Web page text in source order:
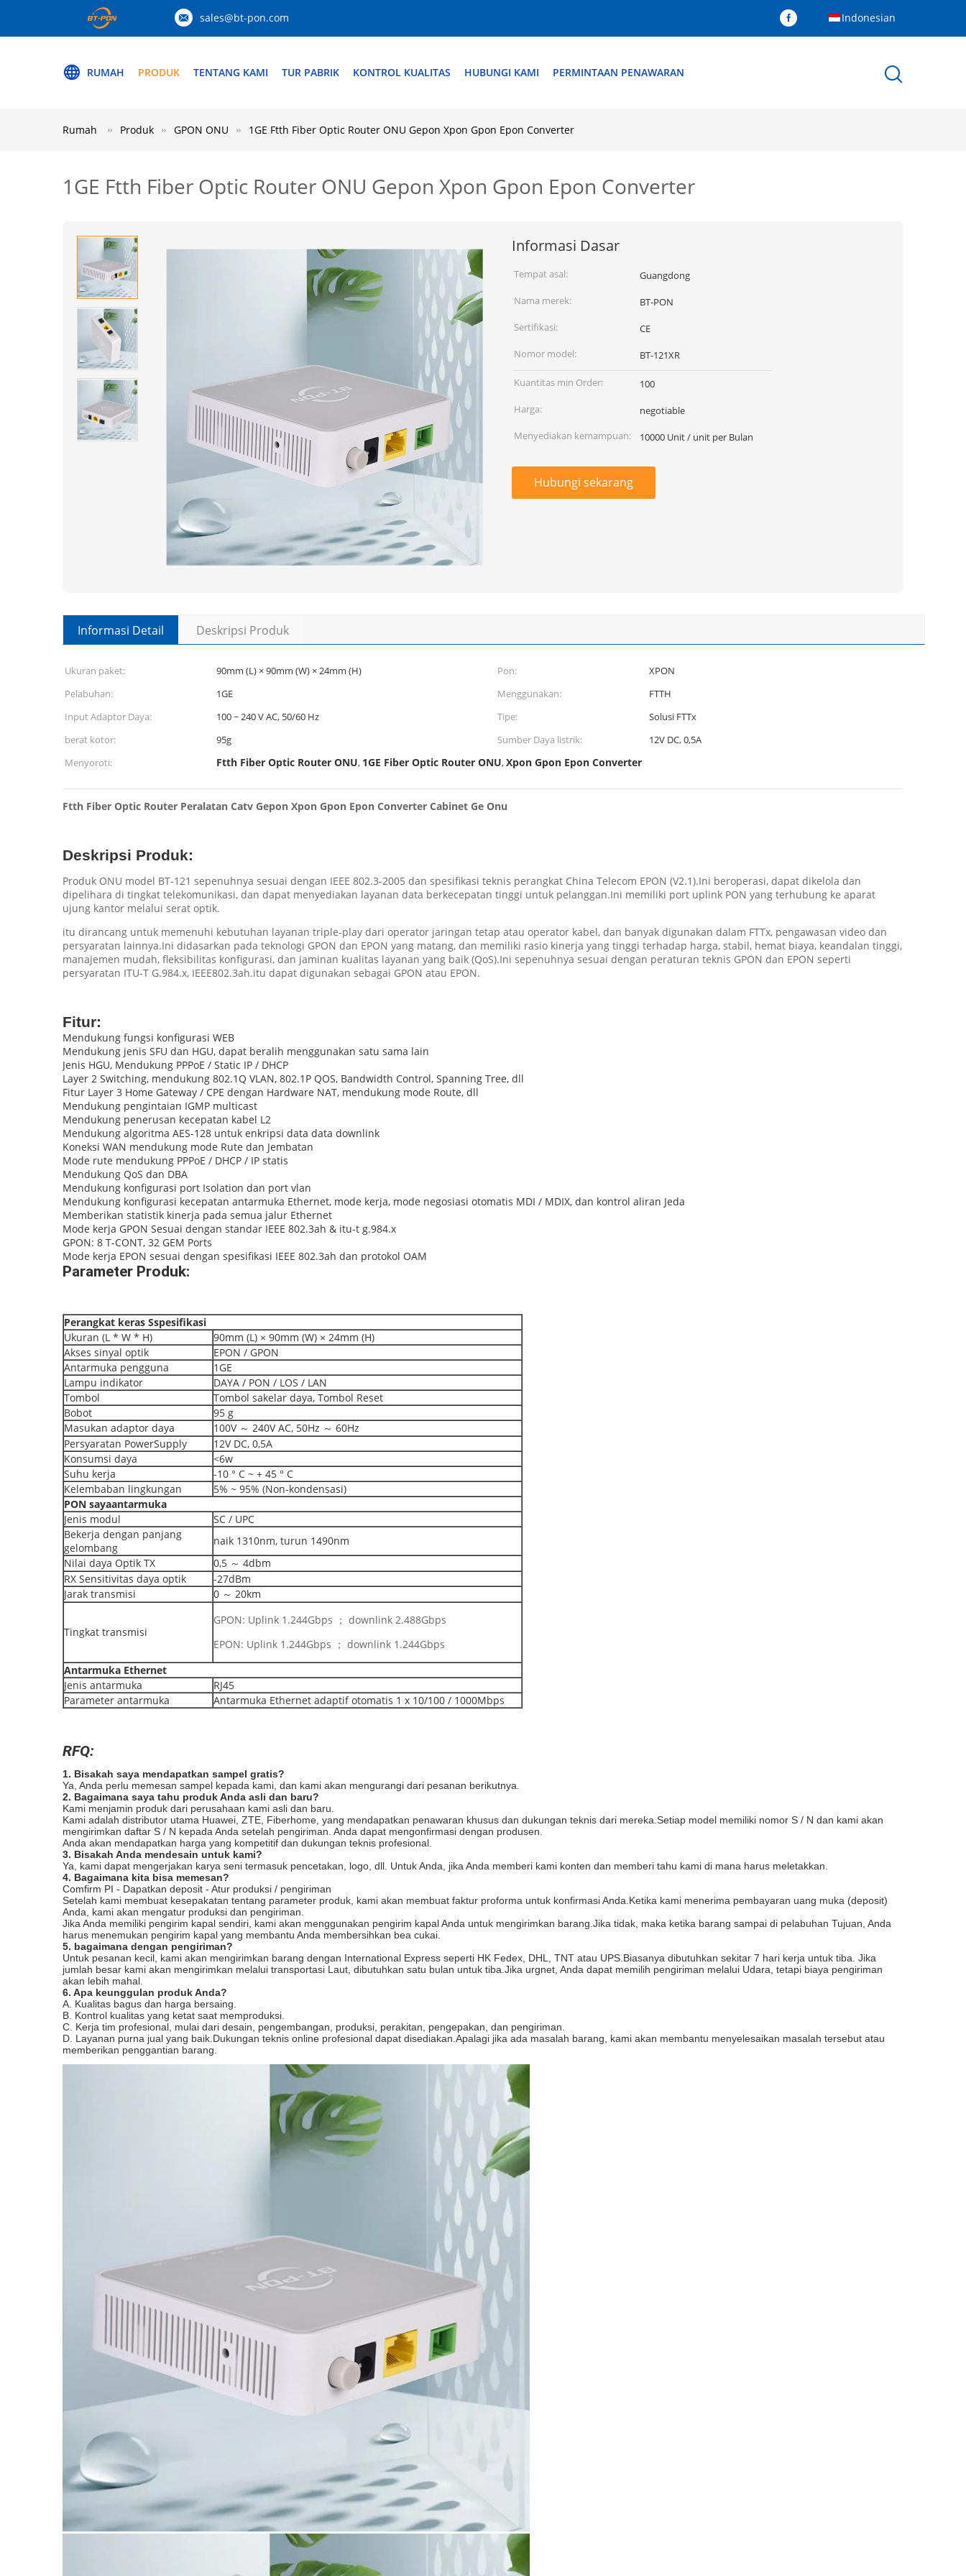
sales@bt-pon.com Indonesian
RUMAH PRODUK TENTANG KAMI TUR PABRIK KONTROL KUALITAS HUBUNGI KAMI PERMINTAAN PENAWARAN
Rumah Produk GPON ONU 1GE Ftth Fiber Optic Router ONU Gepon Xpon Gpon Epon Converter
1GE Ftth Fiber Optic Router ONU Gepon Xpon Gpon Epon Converter
Informasi Dasar
Tempat asal:
Guangdong
Nama merek:
BT-PON
Sertifikasi:
CE
Nomor model:
BT-121XR
Kuantitas min Order:
100
Harga:
negotiable
Menyediakan kemampuan:
10000 Unit / unit per Bulan
Hubungi sekarang
Informasi Detail Deskripsi Produk
Ukuran paket: 90mm (L) × 90mm (W) × 24mm (H) Pon:
XPON
Pelabuhan:
1GE Menggunakan:
FTTH
Input Adaptor Daya:
100 ~ 240 V AC, 50/60 Hz Tipe:
Solusi FTTx
berat kotor:
95g Sumber Daya listrik:
12V DC, 0,5A
Menyoroti:
Ftth Fiber Optic Router ONU, 1GE Fiber Optic Router ONU,Xpon Gpon Epon Converter
Ftth Fiber Optic Router Peralatan Catv Gepon Xpon Gpon Epon Converter Cabinet Ge Onu
Deskripsi Produk:
Produk ONU model BT-121 sepenuhnya sesuai dengan IEEE 802.3-2005 dan spesifikasi teknis perangkat China Telecom EPON (V2.1).Ini beroperasi, dapat dikelola dan
dipelihara di tingkat telekomunikasi, dan dapat menyediakan layanan data berkecepatan tinggi untuk pelanggan.Ini memiliki port uplink PON yang terhubung ke aparat
ujung kantor melalui serat optik.
itu dirancang untuk memenuhi kebutuhan layanan triple-play dari operator jaringan tetap atau operator kabel, dan banyak digunakan dalam FTTx, pengawasan video dan
persyaratan lainnya.Ini didasarkan pada teknologi GPON dan EPON yang matang, dan memiliki rasio kinerja yang tinggi terhadap harga, stabil, hemat biaya, keandalan tinggi,
manajemen mudah, fleksibilitas konfigurasi, dan jaminan kualitas layanan yang baik (QoS).Ini sepenuhnya sesuai dengan peraturan teknis GPON dan EPON seperti
persyaratan ITU-T G.984.x, IEEE802.3ah.itu dapat digunakan sebagai GPON atau EPON.
Fitur:
Mendukung fungsi konfigurasi WEB
Mendukung jenis SFU dan HGU, dapat beralih menggunakan satu sama lain
Jenis HGU, Mendukung PPPoE / Static IP / DHCP
Layer 2 Switching, mendukung 802.1Q VLAN, 802.1P QOS, Bandwidth Control, Spanning Tree, dll
Fitur Layer 3 Home Gateway / CPE dengan Hardware NAT, mendukung mode Route, dll
Mendukung pengintaian IGMP multicast
Mendukung penerusan kecepatan kabel L2
Mendukung algoritma AES-128 untuk enkripsi data data downlink
Koneksi WAN mendukung mode Rute dan Jembatan
Mode rute mendukung PPPoE / DHCP / IP statis
Mendukung QoS dan DBA
Mendukung konfigurasi port Isolation dan port vlan
Mendukung konfigurasi kecepatan antarmuka Ethernet, mode kerja, mode negosiasi otomatis MDI / MDIX, dan kontrol aliran Jeda
Memberikan statistik kinerja pada semua jalur Ethernet
Mode kerja GPON Sesuai dengan standar IEEE 802.3ah & itu-t g.984.x
GPON: 8 T-CONT, 32 GEM Ports
Mode kerja EPON sesuai dengan spesifikasi IEEE 802.3ah dan protokol OAM
Parameter Produk:
Perangkat keras Sspesifikasi
Ukuran (L * W * H)
90mm (L) × 90mm (W) × 24mm (H)
Akses sinyal optik
EPON / GPON
Antarmuka pengguna
1GE
Lampu indikator
DAYA / PON / LOS / LAN
Tombol
Tombol sakelar daya, Tombol Reset
Bobot
95 g
Masukan adaptor daya
100V ～ 240V AC, 50Hz ～ 60Hz
Persyaratan PowerSupply
12V DC, 0,5A
Konsumsi daya
<6w
Suhu kerja
-10 ° C ~ + 45 ° C
Kelembaban lingkungan
5% ~ 95% (Non-kondensasi)
PON sayaantarmuka
Jenis modul
SC / UPC
Bekerja dengan panjang
gelombang
naik 1310nm, turun 1490nm
Nilai daya Optik TX
0,5 ～ 4dbm
RX Sensitivitas daya optik
-27dBm
Jarak transmisi
0 ～ 20km
Tingkat transmisi
GPON: Uplink 1.244Gbps ； downlink 2.488Gbps
EPON: Uplink 1.244Gbps ； downlink 1.244Gbps
Antarmuka Ethernet
Jenis antarmuka
RJ45
Parameter antarmuka
Antarmuka Ethernet adaptif otomatis 1 x 10/100 / 1000Mbps
RFQ:
1. Bisakah saya mendapatkan sampel gratis?
Ya, Anda perlu memesan sampel kepada kami, dan kami akan mengurangi dari pesanan berikutnya.
2. Bagaimana saya tahu produk Anda asli dan baru?
Kami menjamin produk dari perusahaan kami asli dan baru.
Kami adalah distributor utama Huawei, ZTE, Fiberhome, yang mendapatkan penawaran khusus dan dukungan teknis dari mereka.Setiap model memiliki nomor S / N dan kami akan
mengirimkan daftar S / N kepada Anda setelah pengiriman. Anda dapat mengonfirmasi dengan produsen.
Anda akan mendapatkan harga yang kompetitif dan dukungan teknis profesional.
3. Bisakah Anda mendesain untuk kami?
Ya, kami dapat mengerjakan karya seni termasuk pencetakan, logo, dll. Untuk Anda, jika Anda memberi kami konten dan memberi tahu kami di mana harus meletakkan.
4. Bagaimana kita bisa memesan?
Comfirm PI - Dapatkan deposit - Atur produksi / pengiriman
Setelah kami membuat kesepakatan tentang parameter produk, kami akan membuat faktur proforma untuk konfirmasi Anda.Ketika kami menerima pembayaran uang muka (deposit)
Anda, kami akan mengatur produksi dan pengiriman.
Jika Anda memiliki pengirim kapal sendiri, kami akan menggunakan pengirim kapal Anda untuk mengirimkan barang.Jika tidak, maka ketika barang sampai di pelabuhan Tujuan, Anda
harus menemukan pengirim kapal yang membantu Anda membersihkan bea cukai.
5. bagaimana dengan pengiriman?
Untuk pesanan kecil, kami akan mengirimkan barang dengan International Express seperti HK Fedex, DHL, TNT atau UPS.Biasanya dibutuhkan sekitar 7 hari kerja untuk tiba. Jika
jumlah besar kami akan mengirimkan melalui transportasi Laut, dibutuhkan satu bulan untuk tiba.Jika urgnet, Anda dapat memilih pengiriman melalui Udara, tetapi biaya pengiriman
akan lebih mahal.
6. Apa keunggulan produk Anda?
A. Kualitas bagus dan harga bersaing.
B. Kontrol kualitas yang ketat saat memproduksi.
C. Kerja tim profesional, mulai dari desain, pengembangan, produksi, perakitan, pengepakan, dan pengiriman.
D. Layanan purna jual yang baik.Dukungan teknis online profesional dapat disediakan.Apalagi jika ada masalah barang, kami akan membantu menyelesaikan masalah tersebut atau
memberikan penggantian barang.